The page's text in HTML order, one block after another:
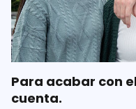
Para acabar con
cuenta.